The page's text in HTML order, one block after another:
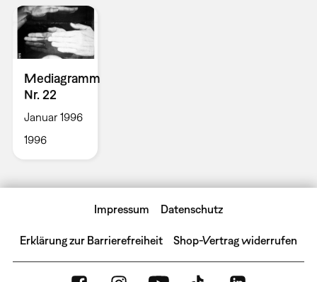
Mediagramm
Nr. 22
Januar 1996
1996
Impressum Datenschutz
Erklärung zur Barrierefreiheit Shop-Vertrag widerrufen